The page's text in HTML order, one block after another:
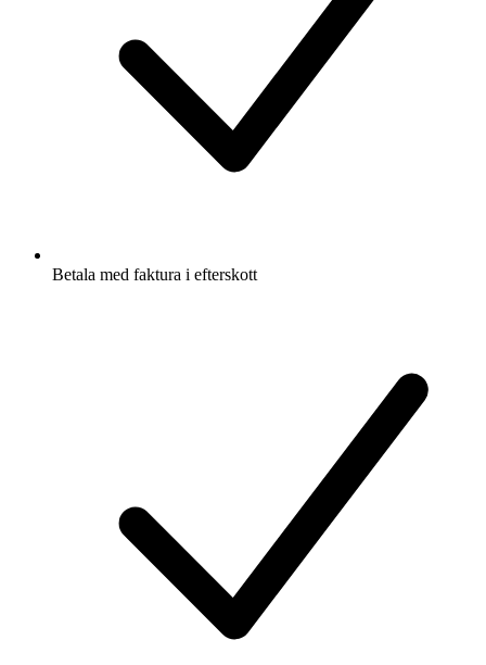
Betala med faktura i efterskott